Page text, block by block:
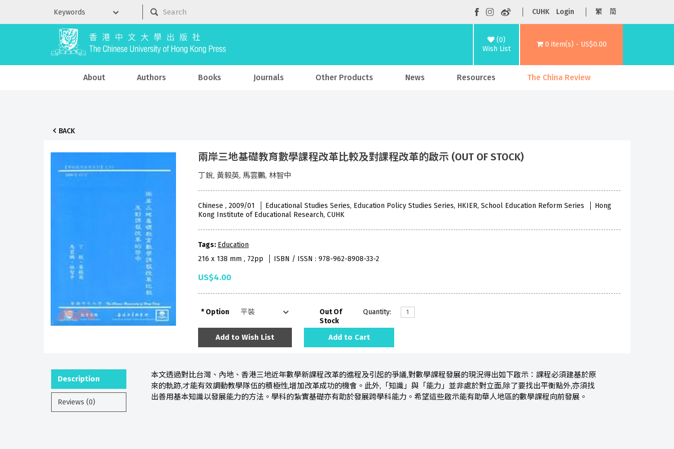
CUHK Login 繁 简
(0)
Wish List
0 item(s) - US$0.00
About Authors Books Journals Other Products News Resources The China Review
BACK
兩岸三地基礎教育數學課程改革比較及對課程改革的啟示 (OUT OF STOCK)
丁銳, 黃毅英, 馬雲鵬, 林智中
Chinese , 2009/01 Educational Studies Series, Education Policy Studies Series, HKIER, School Education Reform Series
Hong
Kong Institute of Educational Research, CUHK
Tags: Education
216 x 138 mm , 72pp
ISBN / ISSN : 978-962-8908-33-2
US$4.00
Option
Out Of
Stock
Quantity:
Add to Wish List Add to Cart
Description
Reviews (0)
本文透過對比台灣、內地、香港三地近年數學新課程改革的進程及引起的爭議,對數學課程發展的現況得出如下啟示：課程必須建基於原
來的軌跡,才能有效調動教學隊伍的積極性,增加改革成功的機會。此外,「知識」與「能力」並非處於對立面,除了要找出平衡點外,亦須找
出善用基本知識以發展能力的方法。學科的紮實基礎亦有助於發展跨學科能力。希望這些啟示能有助華人地區的數學課程向前發展。